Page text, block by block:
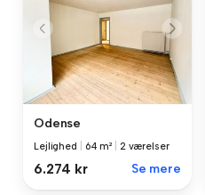
Odense
Lejlighed 64 m² 2 værelser
6.274 kr Se mere